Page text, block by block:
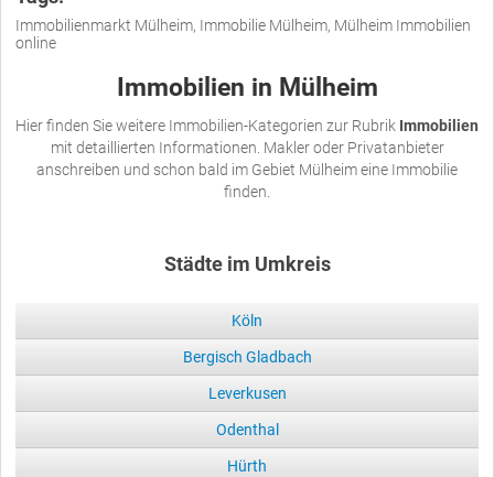
Immobilienmarkt Mülheim, Immobilie Mülheim, Mülheim Immobilien
online
Immobilien in Mülheim
Hier finden Sie weitere Immobilien-Kategorien zur Rubrik Immobilien
mit detaillierten Informationen. Makler oder Privatanbieter
anschreiben und schon bald im Gebiet Mülheim eine Immobilie
finden.
Städte im Umkreis
Köln
Bergisch Gladbach
Leverkusen
Odenthal
Hürth